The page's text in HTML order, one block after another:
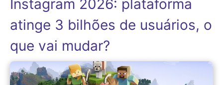
Instagram 2026: plataforma
atinge 3 bilhões de usuários, o
que vai mudar?